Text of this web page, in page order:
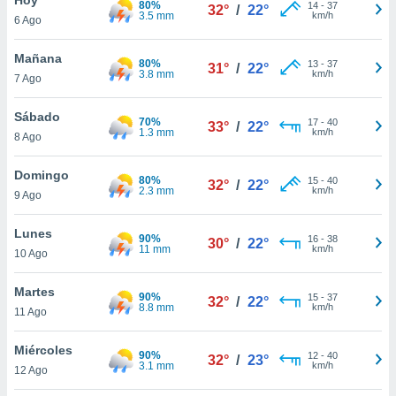
en
más
nuestra
de
cookies
aceptar
6 Ago
80%
3.5 mm
32° / 22° 14- 37
km/h
Mañana
7 Ago
80%
3.8 mm
31° / 22° 13- 37
km/h
Sábado
8 Ago
70%
1.3 mm
33° / 22° 17- 40
km/h
Domingo
9 Ago
80%
2.3 mm
32° / 22° 15- 40
km/h
Lunes
10 Ago
90%
11 mm
30° / 22° 16- 38
km/h
Martes
11 Ago
90%
8.8 mm
32° / 22° 15- 37
km/h
Miércoles
12 Ago
90%
3.1 mm
32° / 23° 12- 40
km/h